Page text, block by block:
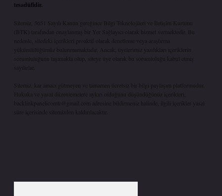
tesadüfidir.
Sitemiz, 5651 Sayılı Kanun gereğince Bilgi Teknolojileri ve İletişim Kurumu
(BTK) tarafından onaylanmış bir Yer Sağlayıcı olarak hizmet vermektedir. Bu
nedenle, sitedeki içerikleri proaktif olarak denetleme veya araştırma
yükümlülüğümüz bulunmamaktadır. Ancak, üyelerimiz yazdıkları içeriklerin
sorumluluğunu taşımakta olup, siteye üye olarak bu sorumluluğu kabul etmiş
sayılırlar.
Sitemiz, kar amacı gütmeyen ve tamamen ücretsiz bir bilgi paylaşım platformudur.
Hukuka ve yasal düzenlemelere aykırı olduğunu düşündüğünüz içerikleri,
backlinkpanelicomtr@gmail.com
adresine bildirmeniz halinde, ilgili içerikler yasal
süre içerisinde sitemizden kaldırılacaktır.